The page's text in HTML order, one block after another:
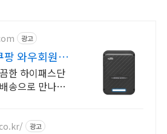
광고
와우회원 무
한 하이패스단
송으로 만나보
광고